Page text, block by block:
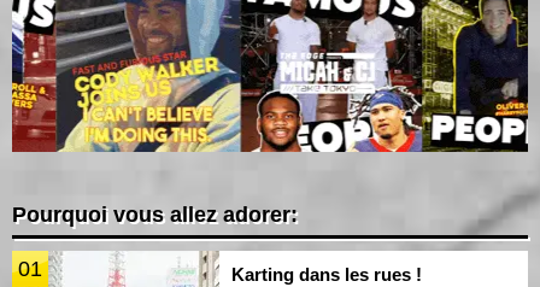
Pourquoi vous allez adorer:
01 Karting dans les rues !